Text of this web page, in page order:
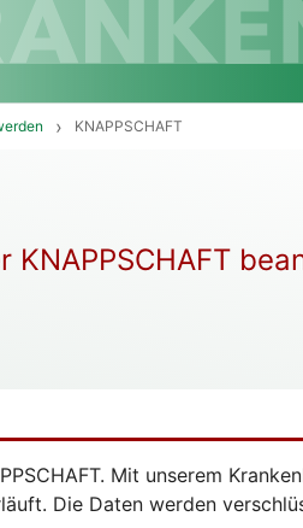
KNAPPSCHAFT
Mit unserem
Die Daten werden